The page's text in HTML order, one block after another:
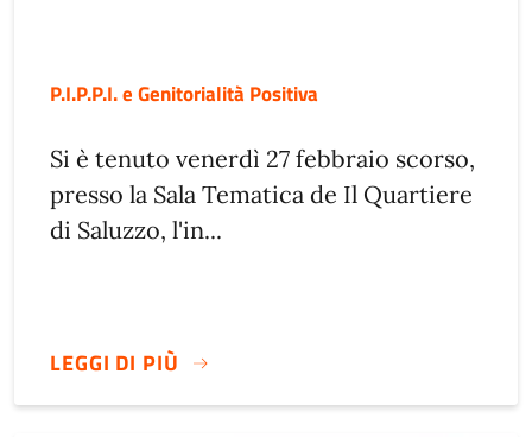
P.I.P.P.I. e Genitorialità Positiva
Si è tenuto venerdì 27 febbraio scorso,
presso la Sala Tematica de Il Quartiere
di Saluzzo, l'in...
LEGGI DI PIÙ